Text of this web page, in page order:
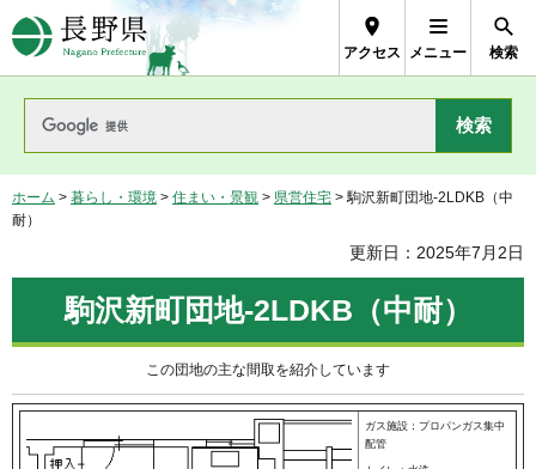
長野県Nagano Prefecture
アクセス メニュー 検索
ホーム > 暮らし・環境 > 住まい・景観 > 県営住宅 > 駒沢新町団地-2LDKB（中
耐）
更新日：2025年7月2日
駒沢新町団地-2LDKB（中耐）
この団地の主な間取を紹介しています
ガス施設：プロパンガス集中
配管